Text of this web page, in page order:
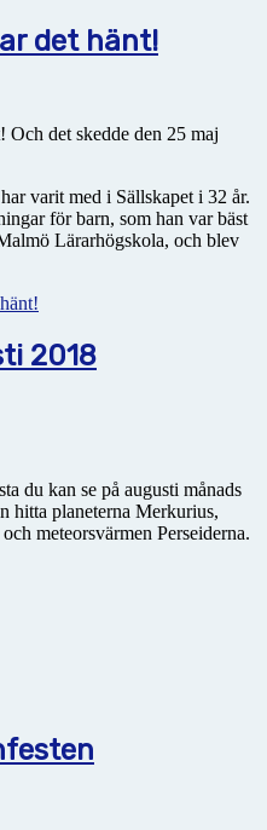
det hänt!
Och det skedde den 25 maj
varit med i Sällskapet i 32 år.
för barn, som han var bäst
Lärarhögskola, och blev
2018
du kan se på augusti månads
hitta planeterna Merkurius,
meteorsvärmen Perseiderna.